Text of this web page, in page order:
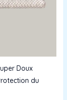
Doux
du